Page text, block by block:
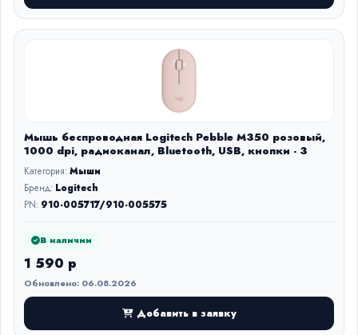
Мышь беспроводная Logitech Pebble M350 розовый,
1000 dpi, радиоканал, Bluetooth, USB, кнопки - 3
Категория:Мыши
Бренд: Logitech
PN: 910-005717/910-005575
В наличии
1 590 р
Обновлено: 06.08.2026
Добавить в заявку